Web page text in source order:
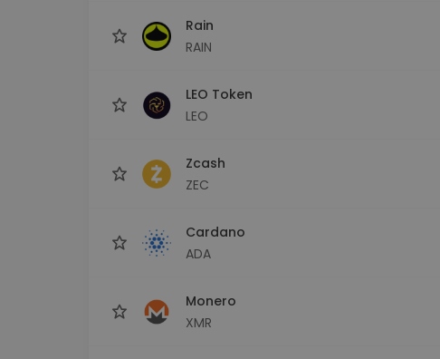
Rain
RAIN
LEO Token
LEO
Zcash
ZEC
Cardano
ADA
Monero
XMR